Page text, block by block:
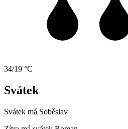
34/19 °C
Svátek
Svátek má Soběslav